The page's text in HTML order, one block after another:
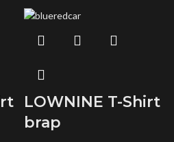
LOWNINE T-Shirt
brap